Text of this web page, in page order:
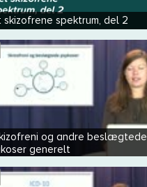
skizofrene spektrum, del 2
og andre beslægtede
generelt